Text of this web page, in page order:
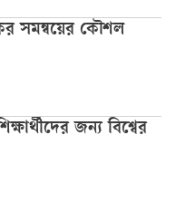
সমন্বয়ের কৌশল
জন্য বিশ্বের